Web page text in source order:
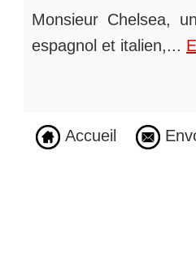
Monsieur Chelsea,
espagnol et italien,...
Accueil